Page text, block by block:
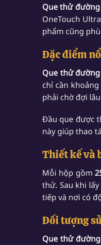
Que thử
OneTouch
phẩm cũng
Đặc điểm
Que thử
chỉ cần khoảng
phải chờ đợi
Đầu que được
này giúp thao
Thiết kế và
Mỗi hộp gồm
thử. Sau khi
tiếp và nơi có
Đối tượng
Que thử